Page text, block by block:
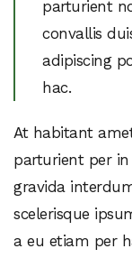
parturient
convallis
adipiscing
hac.
At habitant
parturient per
gravida
scelerisque
a eu etiam per